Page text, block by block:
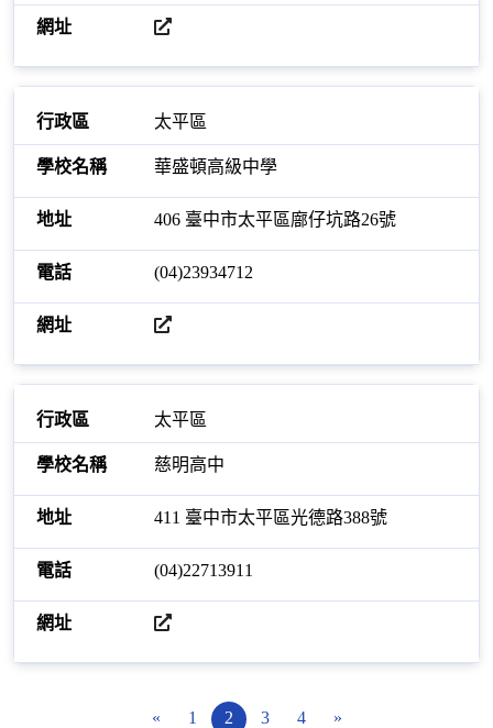
開啟網站
太平區
華盛頓高級中學
406 臺中市太平區廍仔坑路26號
(04)23934712
開啟網站
太平區
慈明高中
411 臺中市太平區光德路388號
(04)22713911
開啟網站
« 1 2 3 4 »